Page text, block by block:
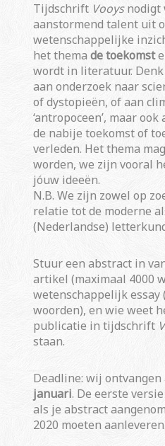
Tijdschrift Vooysnodigt
aanstormend talent uit
wetenschappelijke
het themade toekomst
wordt in literatuur.
aan onderzoek naar
of dystopieën, of aan
‘antropoceen’, maar
de nabije toekomst of
verleden. Het thema
worden, we zijn vooral
jóuw ideeën.
N.B. We zijn zowel op
relatie tot de moderne
(Nederlandse)
Stuur een abstract in
artikel (maximaal 4000
wetenschappelijk essay
woorden), en wie weet
publicatie in tijdschrift
staan.
Deadline: wij
januari. De eerste
als je abstract
2020 moeten aanleveren.